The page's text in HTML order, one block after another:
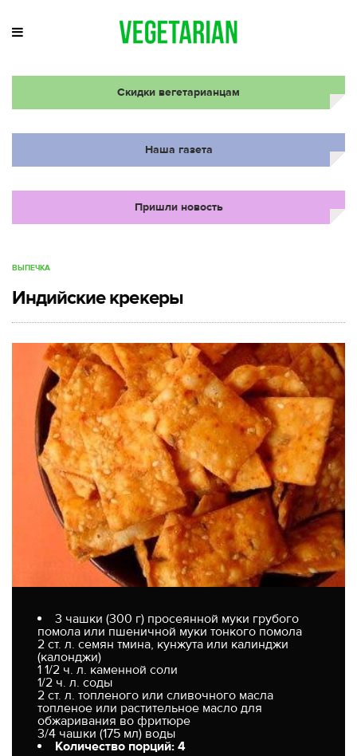
Скидки вегетарианцам
Наша газета
Пришли новость
ВЫПЕЧКА
Индийские крекеры
3 чашки (300 г) просеянной муки грубого
помола или пшеничной муки тонкого помола
2 ст. л. семян тмина, кунжута или калинджи
(калонджи)
1 1/2 ч. л. каменной соли
1/2 ч. л. соды
2 ст. л. топленого или сливочного масла
топленое или растительное масло для
обжаривания во фритюре
3/4 чашки (175 мл) воды
Количество порций: 4